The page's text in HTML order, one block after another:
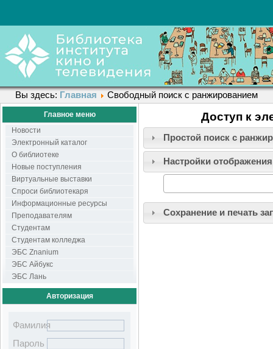
Вы здесь: Главная Свободный поиск с ранжированием
Главное меню
Новости
Электронный каталог
О библиотеке
Новые поступления
Виртуальные выставки
Спроси библиотекаря
Информационные ресурсы
Преподавателям
Студентам
Студентам колледжа
ЭБС Znanium
ЭБС Айбукс
ЭБС Лань
Авторизация
Фамилия
Пароль
Доступ к
Простой поиск c
Настройки
Сохранение и печать